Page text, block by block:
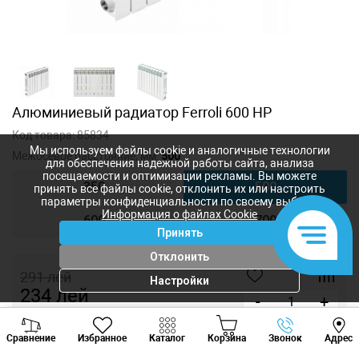
Алюминиевый радиатор Ferroli 600 HP
Код товара:85834
Межосевое расстояние, мм:500
350 500
600 700
291лей
234 лей - +
Купить в 1 клик
Сравнение Избранное Каталог Корзина Звонок Адрес
Viber Whatsapp
Мы используем файлы cookie и аналогичные технологии
для обеспечения надежной работы сайта, анализа
посещаемости и оптимизации рекламы. Вы можете
принять все файлы cookie, отклонить их или настроить
параметры конфиденциальности по своему выбору.
Информация о файлах Cookie
Принять
Отклонить
Настройки